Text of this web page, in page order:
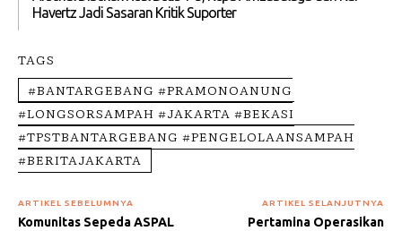
Havertz Jadi Sasaran Kritik Suporter
TAGS
#BANTARGEBANG #PRAMONOANUNG
#LONGSORSAMPAH #JAKARTA #BEKASI
#TPSTBANTARGEBANG #PENGELOLAANSAMPAH
#BERITAJAKARTA
ARTIKEL SEBELUMNYA
Komunitas Sepeda ASPAL
ARTIKEL SELANJUTNYA
Pertamina Operasikan